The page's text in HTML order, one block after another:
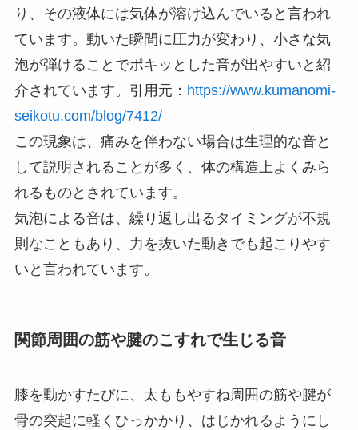
り、その液体には気体が溶け込んでいると言われ
ています。動いた瞬間に圧力が変わり、小さな気
泡が弾けることでポキッとした音が出やすいと紹
介されています。引用元： https://www.kumanomi-
seikotu.com/blog/7412/
この現象は、痛みを伴わない場合は生理的な音と
して説明されることが多く、体の構造上よくみら
れるものとされています。
気泡による音は、繰り返し出るタイミングが不規
則なこともあり、力を抜いた動きでも起こりやす
いと言われています。
関節周囲の筋や腱のこすれで生じる音
膝を動かすたびに、太ももやすね周囲の筋や腱が
骨の突起に軽くひっかかり、はじかれるようにし